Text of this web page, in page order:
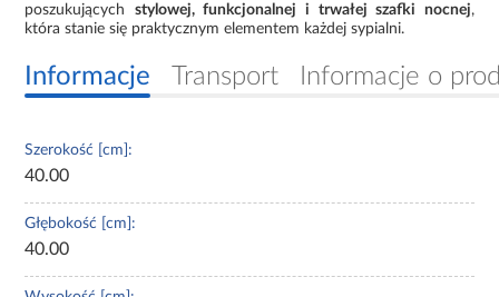
poszukujących stylowej, funkcjonalnej i trwałej szafki nocnej,
która stanie się praktycznym elementem każdej sypialni.
Informacje Transport Informacje o
Szerokość [cm]:
40.00
Głębokość [cm]:
40.00